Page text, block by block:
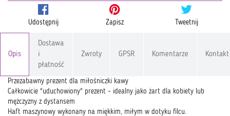
Udostępnij Zapisz Tweetnij
Opis
Dostawa
i
płatność
Zwroty GPSR Komentarze Kontakt
Przezabawny prezent dla miłośniczki kawy
Całkowicie "uduchowiony" prezent - idealny jako żart dla kobiety lub
mężczyzny z dystansem
Haft maszynowy wykonany na miękkim, miłym w dotyku filcu.